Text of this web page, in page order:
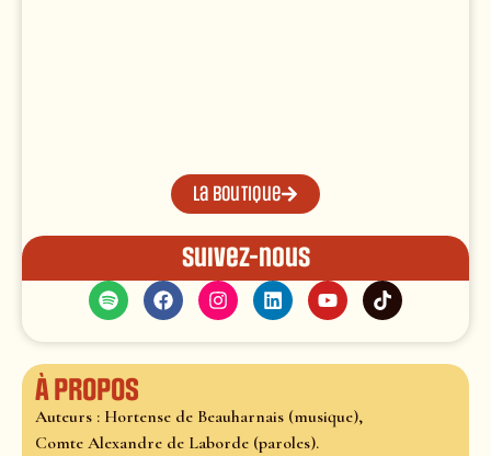
La boutique
Suivez-nous
À propos
Auteurs : Hortense de Beauharnais (musique),
Comte Alexandre de Laborde (paroles).